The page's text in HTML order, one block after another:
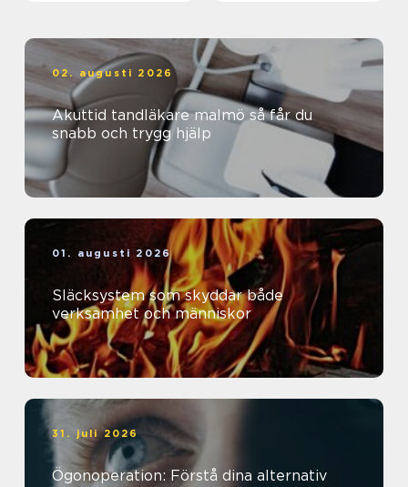
02. augusti 2026
Akuttid tandläkare malmö så får du
snabb och trygg hjälp
01. augusti 2026
Släcksystem som skyddar både
verksamhet och människor
31. juli 2026
Ögonoperation: Förstå dina alternativ